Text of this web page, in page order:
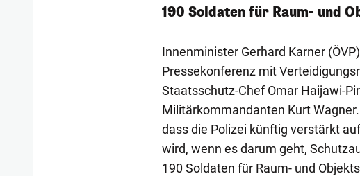
190 Soldaten für Raum- und
Innenminister Gerhard Karner
Pressekonferenz mit
Staatsschutz-Chef Omar Haijawi-
Militärkommandanten Kurt
dass die Polizei künftig verstärkt
wird, wenn es darum geht,
190 Soldaten für Raum- und